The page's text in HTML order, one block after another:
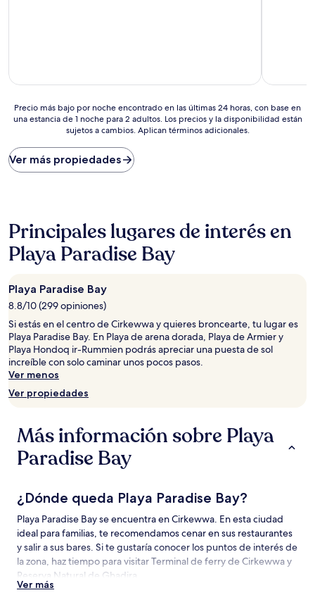
Precio
más
por
noche
encontrado
24
horas,
con
base
una
estancia
de
1
noche
para
2
adultos.
precios
disponibilidad
están
sujetos
Aplican
términos
adicionales.
Precio más bajo por noche encontrado en las últimas 24 horas, con base en
una estancia de 1 noche para 2 adultos. Los precios y la disponibilidad están
sujetos a cambios. Aplican términos adicionales.
Ver más propiedades
Principales lugares de interés en
Playa Paradise Bay
Playa Paradise Bay
8.8/10 (299 opiniones)
Si estás en el centro de Cirkewwa y quieres broncearte, tu lugar es
Playa Paradise Bay. En Playa de arena dorada, Playa de Armier y
Playa Hondoq ir-Rummien podrás apreciar una puesta de sol
increíble con solo caminar unos pocos pasos.
Ver menos
Ver propiedades
Más información sobre Playa
Paradise Bay
¿Dónde queda Playa Paradise Bay?
Playa Paradise Bay se encuentra en Cirkewwa. En esta ciudad
ideal para familias, te recomendamos cenar en sus restaurantes
y salir a sus bares. Si te gustaría conocer los puntos de interés de
la zona, haz tiempo para visitar Terminal de ferry de Cirkewwa y
Reserva Natural de Ghadira.
Ver más